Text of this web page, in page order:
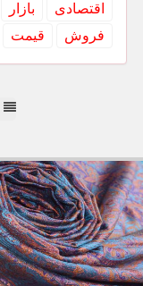
اقتصادی بازار
فروش
قیمت